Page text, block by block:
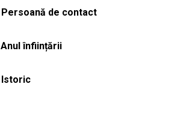
Persoană de contact
Anul înființării
Istoric